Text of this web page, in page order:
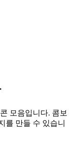
모음입니다. 콤보
를 만들 수 있습니